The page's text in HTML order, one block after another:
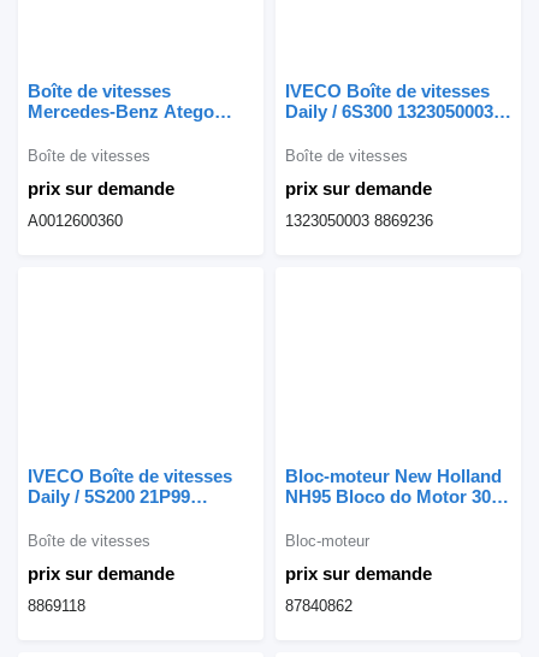
Boîte de vitesses
Mercedes-Benz Atego
pour camion
prix sur demande
Boîte de vitesses
A0012600360
IVECO Boîte de vitesses
Daily / 6S300 1323050003
prix sur demande
Boîte de vitesses
1323050003 8869236
IVECO Boîte de vitesses
Daily / 5S200 21P99
prix sur demande
Boîte de vitesses
8869118
Bloc-moteur New Holland
NH95 Bloco do Motor 304T
prix sur demande
Bloc-moteur
87840862